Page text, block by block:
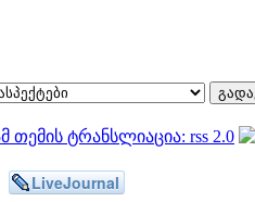
LiveJournal